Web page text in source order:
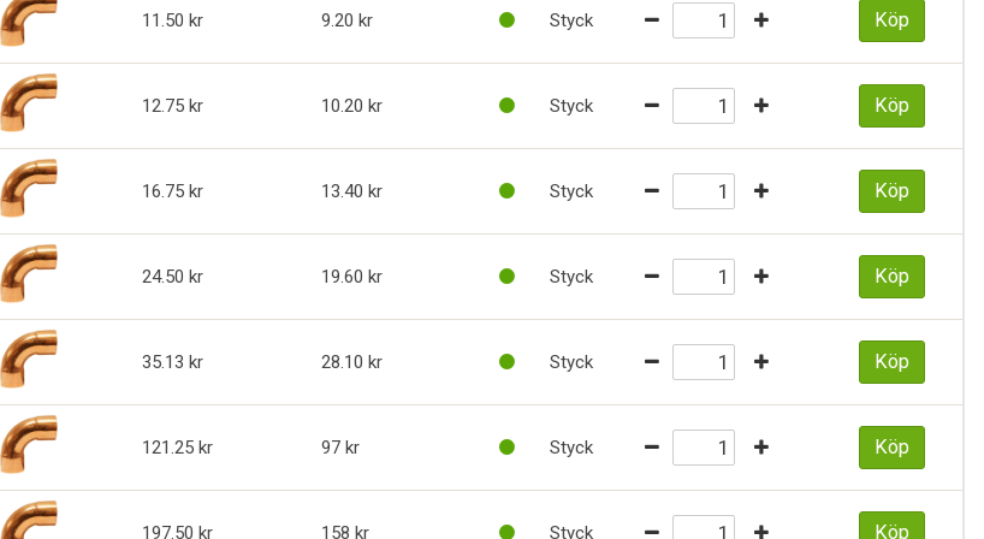
11.50 9.20 Styck Köp
12.75 10.20 Styck Köp
16.75 13.40 Styck Köp
24.50 19.60 Styck Köp
35.13 28.10 Styck Köp
121.25 97 Styck Köp
197.50 158 Styck Köp